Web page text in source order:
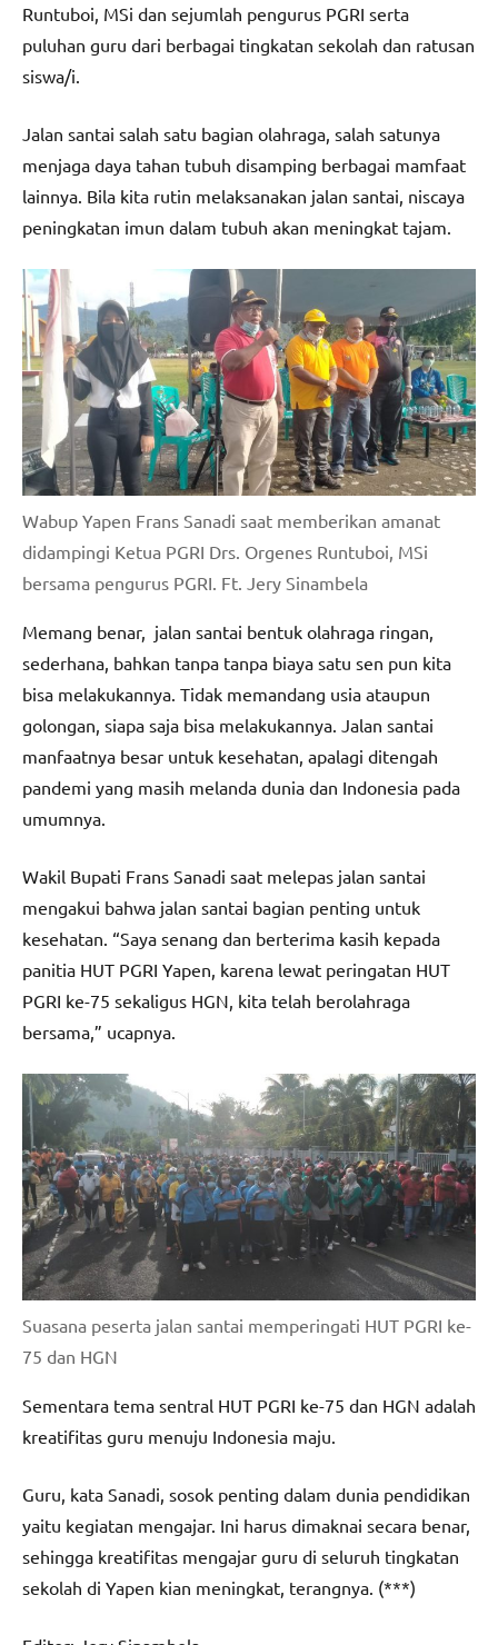
Runtuboi, MSi dan sejumlah pengurus PGRI serta
puluhan guru dari berbagai tingkatan sekolah dan ratusan
siswa/i.
Jalan santai salah satu bagian olahraga, salah satunya
menjaga daya tahan tubuh disamping berbagai mamfaat
lainnya. Bila kita rutin melaksanakan jalan santai, niscaya
peningkatan imun dalam tubuh akan meningkat tajam.
Wabup Yapen Frans Sanadi saat memberikan amanat
didampingi Ketua PGRI Drs. Orgenes Runtuboi, MSi
bersama pengurus PGRI. Ft. Jery Sinambela
Memang benar, jalan santai bentuk olahraga ringan,
sederhana, bahkan tanpa tanpa biaya satu sen pun kita
bisa melakukannya. Tidak memandang usia ataupun
golongan, siapa saja bisa melakukannya. Jalan santai
manfaatnya besar untuk kesehatan, apalagi ditengah
pandemi yang masih melanda dunia dan Indonesia pada
umumnya.
Wakil Bupati Frans Sanadi saat melepas jalan santai
mengakui bahwa jalan santai bagian penting untuk
kesehatan. “Saya senang dan berterima kasih kepada
panitia HUT PGRI Yapen, karena lewat peringatan HUT
PGRI ke-75 sekaligus HGN, kita telah berolahraga
bersama,” ucapnya.
Suasana peserta jalan santai memperingati HUT PGRI ke-
75 dan HGN
Sementara tema sentral HUT PGRI ke-75 dan HGN adalah
kreatifitas guru menuju Indonesia maju.
Guru, kata Sanadi, sosok penting dalam dunia pendidikan
yaitu kegiatan mengajar. Ini harus dimaknai secara benar,
sehingga kreatifitas mengajar guru di seluruh tingkatan
sekolah di Yapen kian meningkat, terangnya. (***)